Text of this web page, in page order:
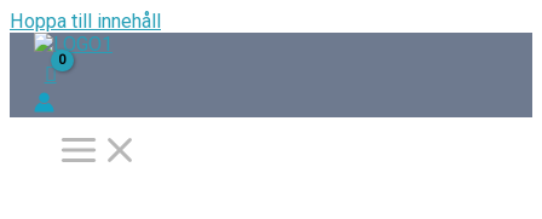
Hoppa till innehåll